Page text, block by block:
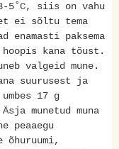
5˚C, siis on vahu
ei sõltu tema
enamasti paksema
hoopis kana tõust.
valgeid mune.
suurusest ja
17 g
munetud muna
peaaegu
õhuruumi,